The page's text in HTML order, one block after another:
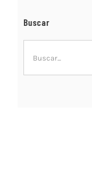
Buscar